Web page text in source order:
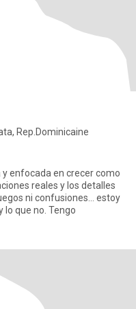
Rep.Dominicaine
enfocada en crecer como
reales y los detalles
ni confusiones… estoy
lo que no. Tengo